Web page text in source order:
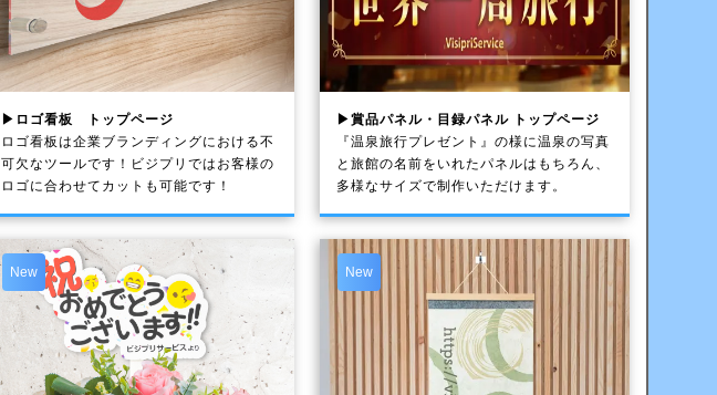
▶ロゴ看板 トップページ
ロゴ看板は企業ブランディングにおける不
可欠なツールです！ビジプリではお客様の
ロゴに合わせてカットも可能です！
▶賞品パネル・目録パネル トップページ
『温泉旅行プレゼント』の様に温泉の写真
と旅館の名前をいれたパネルはもちろん、
多様なサイズで制作いただけます。
New New